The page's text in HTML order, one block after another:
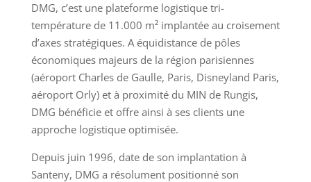
DMG, c’est une plateforme logistique tri-
température de 11.000 m² implantée au croisement
d’axes stratégiques. A équidistance de pôles
économiques majeurs de la région parisiennes
(aéroport Charles de Gaulle, Paris, Disneyland Paris,
aéroport Orly) et à proximité du MIN de Rungis,
DMG bénéficie et offre ainsi à ses clients une
approche logistique optimisée.
Depuis juin 1996, date de son implantation à
Santeny, DMG a résolument positionné son